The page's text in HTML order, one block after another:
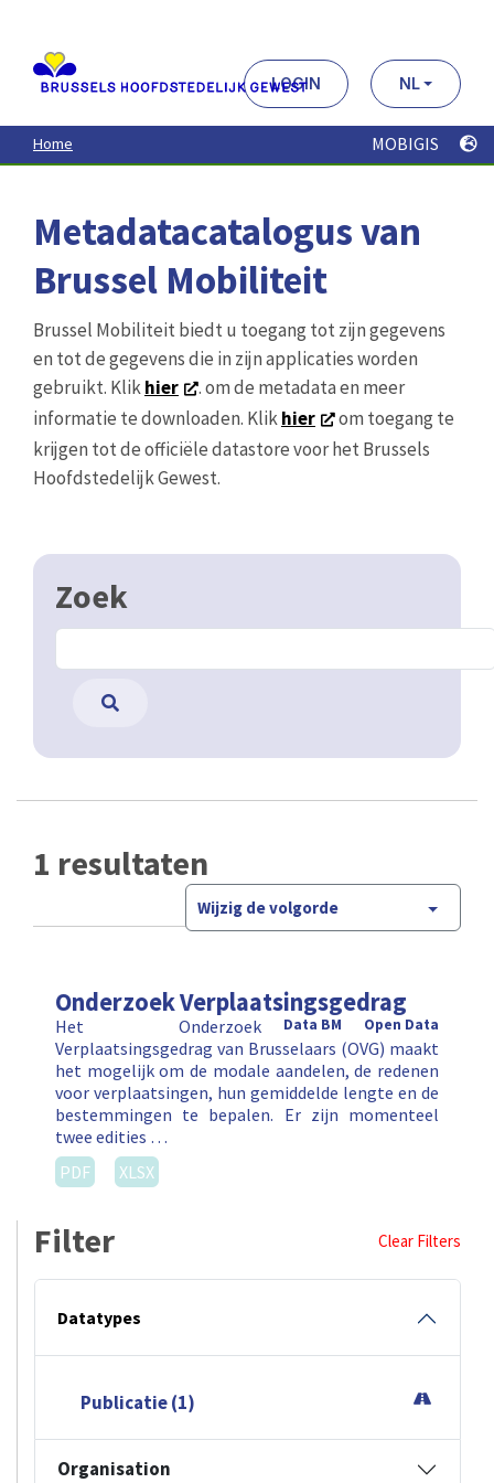
contenu
principal
LOGIN NL
Home MOBIGIS
Metadatacatalogus van
Brussel Mobiliteit
Brussel Mobiliteit biedt u toegang tot zijn gegevens
en tot de gegevens die in zijn applicaties worden
gebruikt. Klikhier
. om de metadata en meer
informatie te downloaden. Klikhier
om toegang te
krijgen tot de officiële datastore voor het Brussels
Hoofdstedelijk Gewest.
Zoek
1 resultaten
Wijzig de volgorde
Onderzoek Verplaatsingsgedrag
Open Data
Data BM
Het Onderzoek
Verplaatsingsgedrag van Brusselaars (OVG) maakt
het mogelijk om de modale aandelen, de redenen
voor verplaatsingen, hun gemiddelde lengte en de
bestemmingen te bepalen. Er zijn momenteel
twee edities …
PDF
XLSX
Filter Clear Filters
Datatypes
Publicatie (1)
Organisation